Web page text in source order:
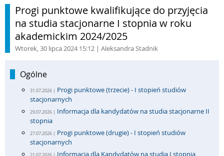
Progi punktowe kwalifikujące do przyjęcia
na studia stacjonarne I stopnia w roku
akademickim 2024/2025
Wtorek, 30 lipca 2024 15:12 | Aleksandra Stadnik
Ogólne
31.07.2026 | Progi punktowe (trzecie) - I stopień studiów
stacjonarnych
29.07.2026 | Informacja dla kandydatów na studia stacjonarne II
stopnia
27.07.2026 | Progi punktowe (drugie) - I stopień studiów
stacjonarnych
Informacja dla Kandydatów na studia I stopnia